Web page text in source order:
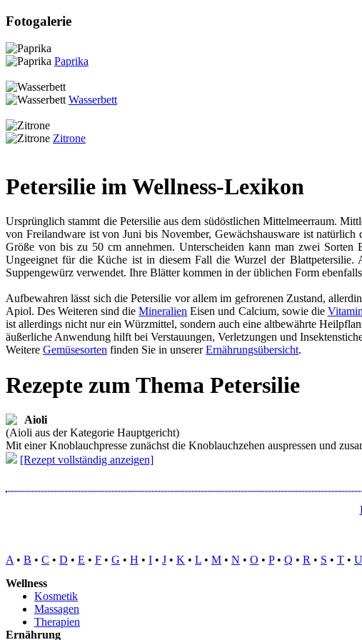
Fotogalerie
Paprika
Wasserbett
Zitrone
Petersilie im Wellness-Lexikon
Ursprünglich stammt die Petersilie aus dem südöstlichen Mittelmeerraum.
von Freilandware ist von Juni bis November, Gewächshausware ist
Größe von bis zu 50 cm annehmen. Unterscheiden kann man zwei
Ungeeignet für die Küche ist in diesem Fall die Wurzel der
Suppengewürz verwendet. Ihre Blätter kommen in der üblichen Form
Aufbewahren lässt sich die Petersilie vor allem im gefrorenen Zustand,
Apiol. Des Weiteren sind dieMineralien Eisen und Calcium, sowie die
ist allerdings nicht nur ein Würzmittel, sondern auch eine altbewährte
äußerliche Anwendung hilft bei Verstauungen, Verletzungen und
Weitere Gemüsesorten finden Sie in unsererErnährungsübersicht.
Rezepte zum Thema Petersilie
Aioli
(Aioli aus der Kategorie Hauptgericht)
Mit einer Knoblauchpresse zunächst die Knoblauchzehen auspressen und
[Rezept vollständig anzeigen]
A • B • C • D • E • F • G • H • I • J • K • L • M • N • O • P• Q • R • S • T • U
Wellness
Kosmetik
Massagen
Therapien
Ernährung